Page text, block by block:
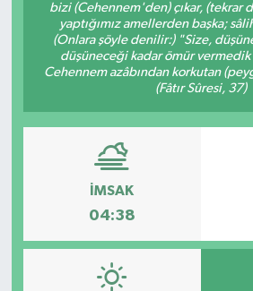
bizi (Cehennem'den) çıkar, (tekrar
yaptığımız amellerden başka;
(Onlara şöyle denilir:) "Size,
düşüneceği kadar ömür vermedik
Cehennem azâbından korkutan
(Fâtır Sûresi, 37)
İMSAK
04:38